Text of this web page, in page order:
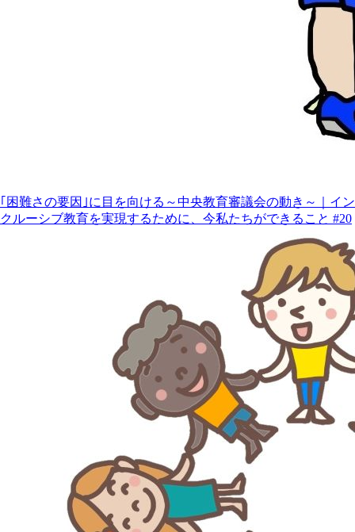
｢困難さの要因｣に目を向ける～中央教育審議会の動き～｜イン
クルーシブ教育を実現するために、今私たちができること #20